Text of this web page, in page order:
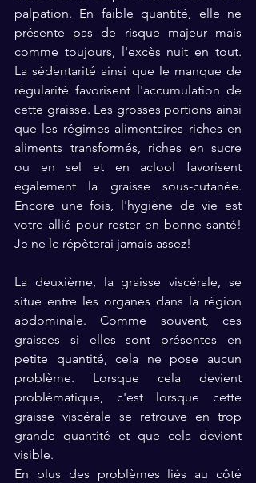
palpation. En faible quantité, elle ne
présente pas de risque majeur mais
comme toujours, l'excès nuit en tout.
La sédentarité ainsi que le manque de
régularité favorisent l'accumulation de
cette graisse. Les grosses portions ainsi
que les régimes alimentaires riches en
aliments transformés, riches en sucre
ou en sel et en aclool favorisent
également la graisse sous-cutanée.
Encore une fois, l'hygiène de vie est
votre allié pour rester en bonne santé!
Je ne le répèterai jamais assez!
La deuxième, la graisse viscérale, se
situe entre les organes dans la région
abdominale. Comme souvent, ces
graisses si elles sont présentes en
petite quantité, cela ne pose aucun
problème. Lorsque cela devient
problématique, c'est lorsque cette
graisse viscérale se retrouve en trop
grande quantité et que cela devient
visible.
En plus des problèmes liés au côté